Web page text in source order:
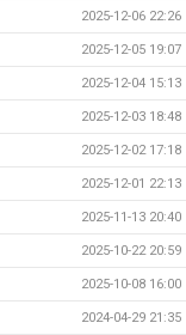
2025-12-06 22:26
2025-12-05 19:07
2025-12-04 15:13
2025-12-03 18:48
2025-12-02 17:18
2025-12-01 22:13
2025-11-13 20:40
2025-10-22 20:59
2025-10-08 16:00
2024-04-29 21:35